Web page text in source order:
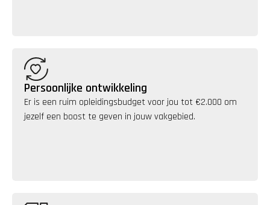
Persoonlijke ontwikkeling
Er is een ruim opleidingsbudget voor jou tot €2.000 om
jezelf een boost te geven in jouw vakgebied.